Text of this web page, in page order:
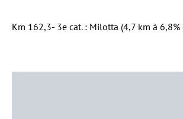
Km 162,3- 3e cat. : Milotta (4,7 km à 6,8%